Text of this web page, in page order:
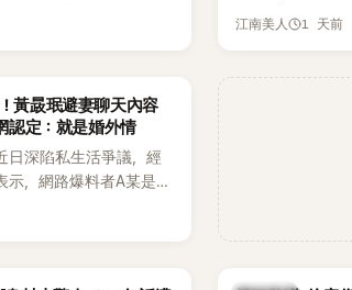
公司安排親上火線，召
雲黑歷史」，話題再度被
出的 SBS 綜藝節目
－秘書鎮》，邀請同時
藝圈代表「媽媽群」
、李恩亨，以第13位
由鄭鍾淵PD打造
江南美人 1 天前
黃晸珉避妻聊天內容
認定：就是婚外情
日深陷私生活爭議，經
示，網路爆料者A某是涉
的嫌疑人，已採取法律